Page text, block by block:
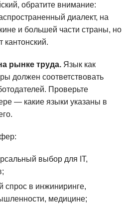
обратите внимание:
диалект, на
и большей части страны, но
кантонский.
рынке труда. Язык как
должен соответствовать
Проверьте
— какие языки указаны в
выбор для IT,
в инжиниринге,
медицине;